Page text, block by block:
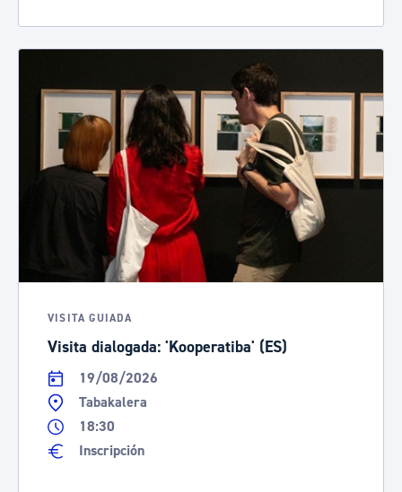
VISITA GUIADA
Visita dialogada: 'Kooperatiba' (ES)
19/08/2026
Tabakalera
18:30
Inscripción